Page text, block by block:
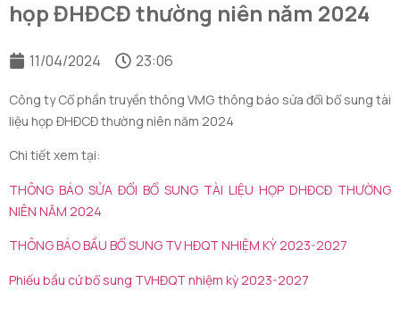
họp ĐHĐCĐ thường niên năm 2024
11/04/2024 23:06
Công ty Cổ phần truyền thông VMG thông báo sửa đổi bổ sung tài
liệu họp ĐHĐCĐ thường niên năm 2024
Chi tiết xem tại:
THÔNG BÁO SỬA ĐỔI BỔ SUNG TÀI LIỆU HỌP DHĐCĐ THƯỜNG
NIÊN NĂM 2024
THÔNG BÁO BẦU BỔ SUNG TV HĐQT NHIỆM KỲ 2023-2027
Phiếu bầu cử bổ sung TVHĐQT nhiệm kỳ 2023-2027